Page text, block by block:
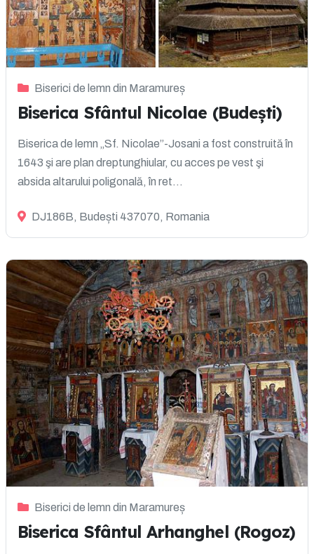
Biserici de lemn din Maramureș
Biserica Sfântul Nicolae (Budești)
Biserica de lemn „Sf. Nicolae”-Josani a fost construită în
1643 şi are plan dreptunghiular, cu acces pe vest şi
absida altarului poligonală, în ret...
DJ186B, Budești 437070, Romania
Biserici de lemn din Maramureș
Biserica Sfântul Arhanghel (Rogoz)